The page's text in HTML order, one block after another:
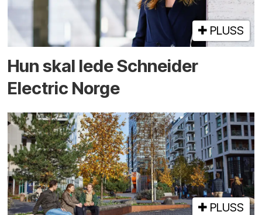
PLUSS
Hun skal lede Schneider
Electric Norge
PLUSS